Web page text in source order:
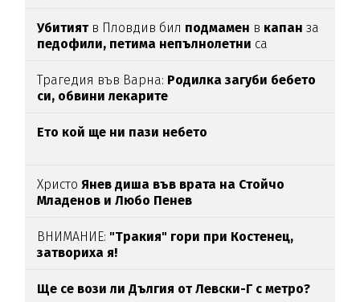
Убитиятв Пловдив бил подмамен в капан за
педофили, петима непълнолетни са
Трагедия във Варна: Родилка загуби бебето
си, обвини лекарите
Ето кой ще ни пази небето
Христо Янев диша във врата на Стойчо
Младенов и Любо Пенев
ВНИМАНИЕ: "Тракия" гори при Костенец,
затвориха я!
Ще се вози ли Дългия от Левски-Г с метро?